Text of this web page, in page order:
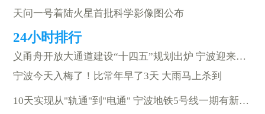
天问一号着陆火星首批科学影像图公布
义甬舟开放大通道建设“十四五”规划出炉 宁波迎来重大机遇
宁波今天入梅了！比常年早了3天 大雨马上杀到
10天实现从"轨通"到"电通" 宁波地铁5号线一期有新进展